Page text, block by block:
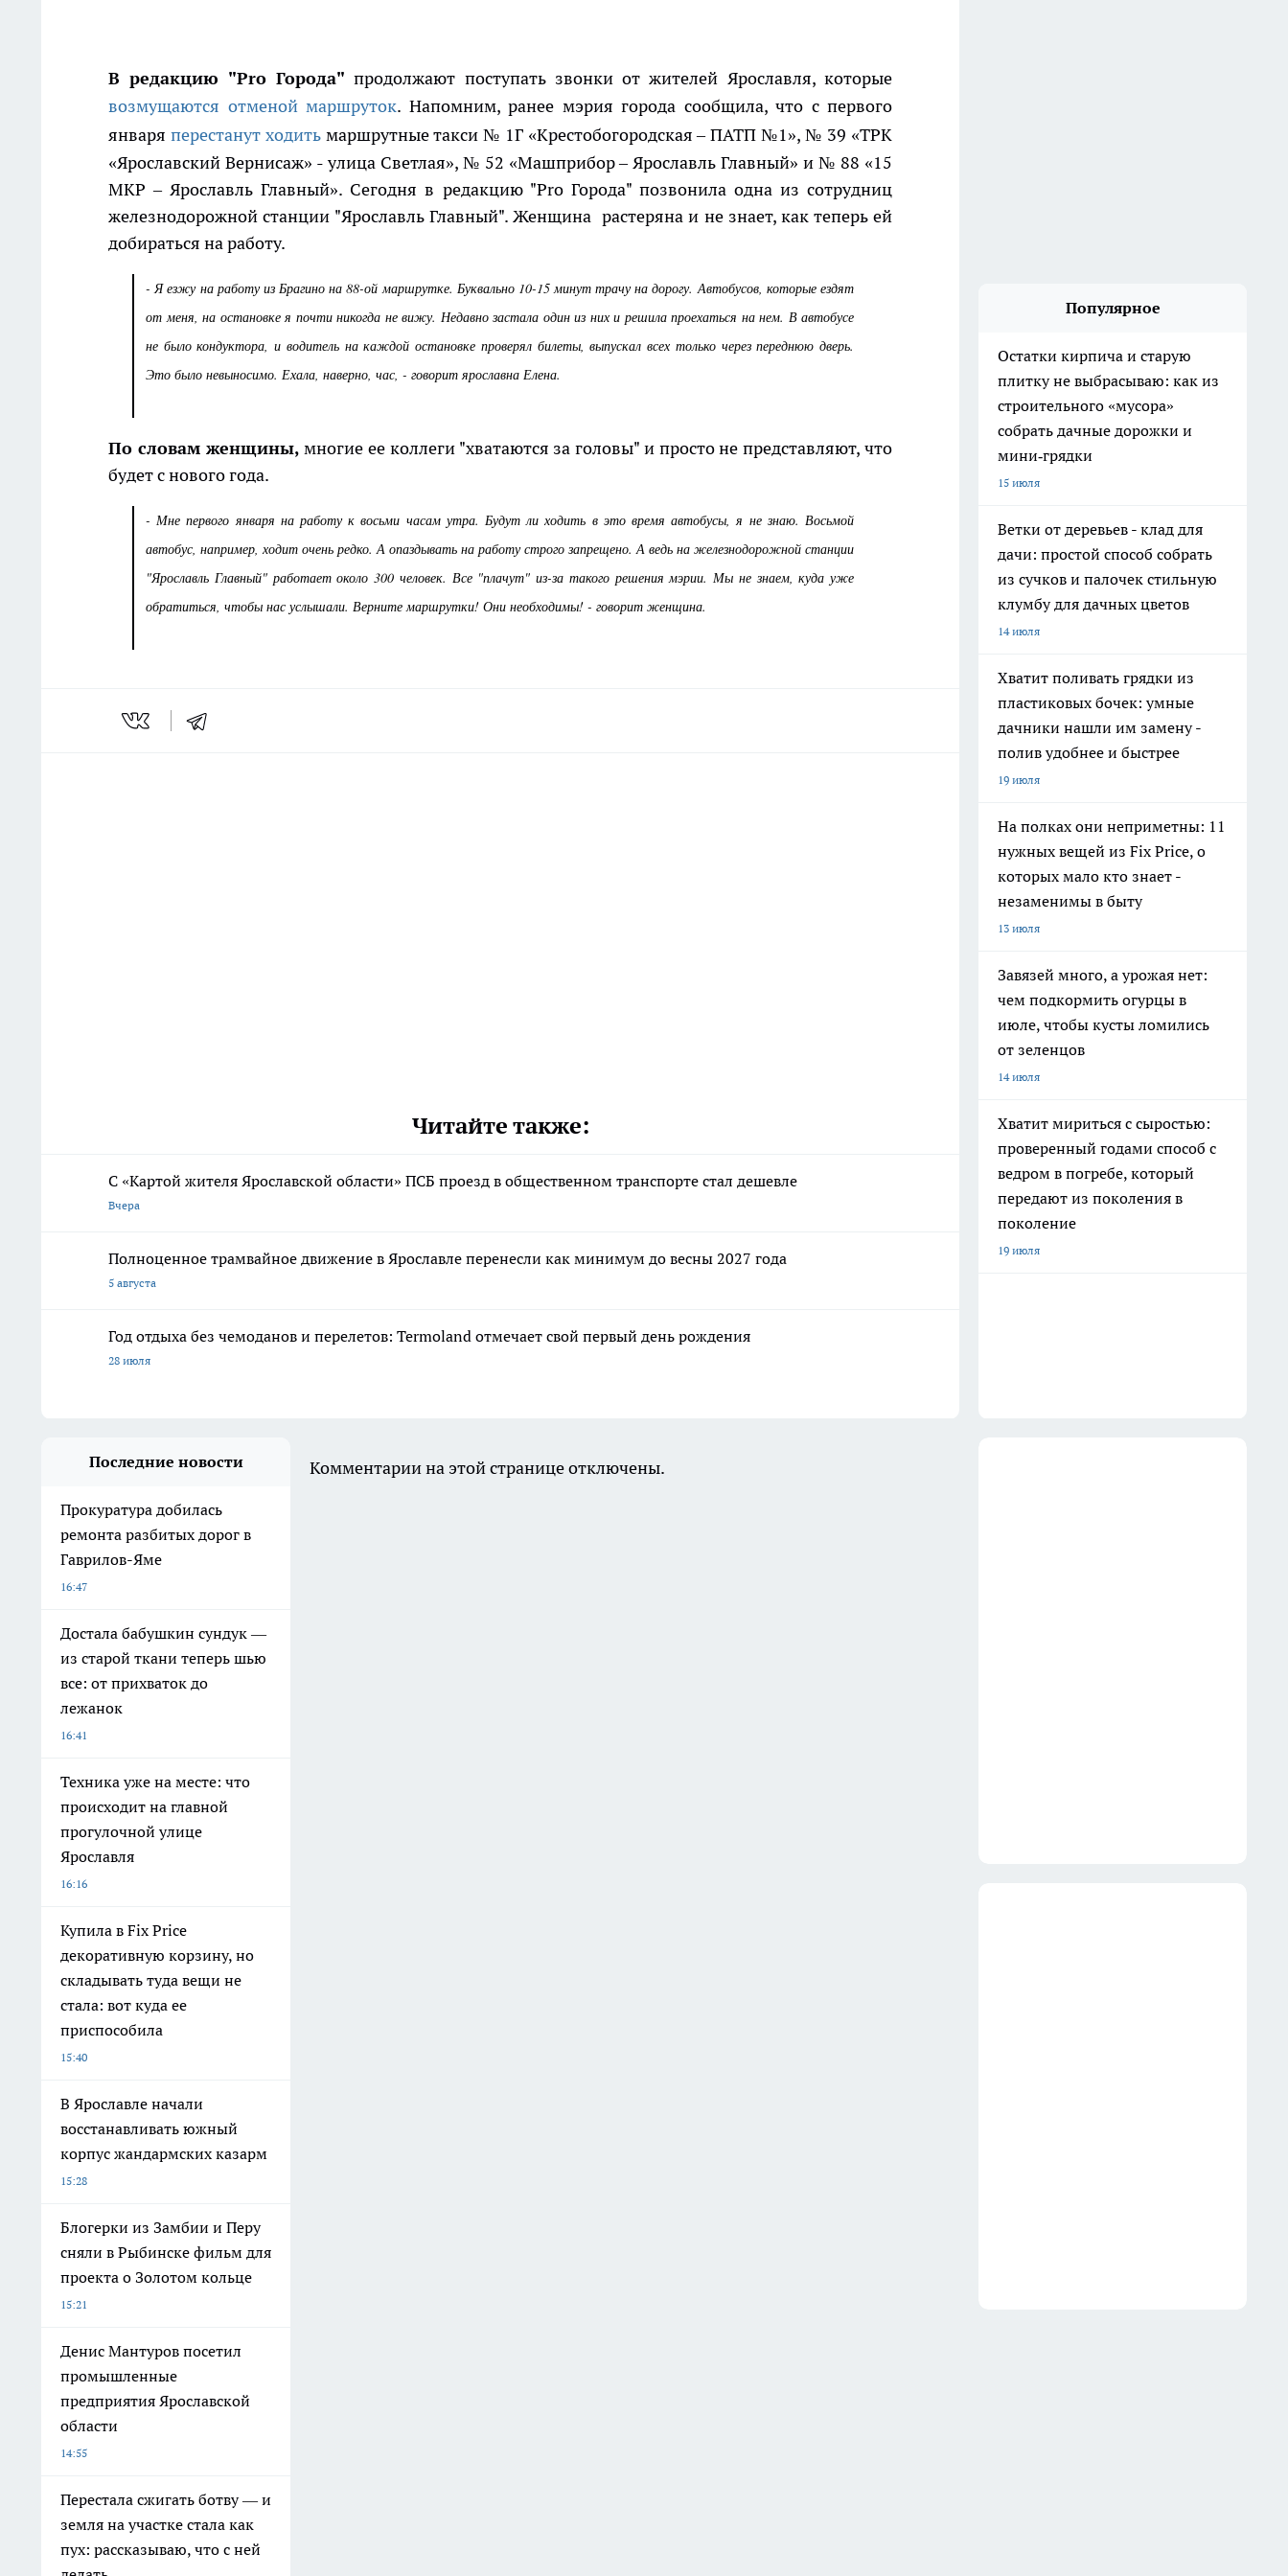
В редакцию "Pro Города" продолжают поступать звонки от жителей Ярославля, которые
возмущаются отменой маршруток. Напомним, ранее мэрия города сообщила, что с первого
января перестанут ходитьмаршрутные такси № 1Г «Крестобогородская – ПАТП №1», № 39 «ТРК
«Ярославский Вернисаж» - улица Светлая», № 52 «Машприбор – Ярославль Главный» и № 88 «15
МКР – Ярославль Главный». Сегодня в редакцию "Pro Города" позвонила одна из сотрудниц
железнодорожной станции "Ярославль Главный". Женщина растеряна и не знает, как теперь ей
добираться на работу.
- Я езжу на работу из Брагино на 88-ой маршрутке. Буквально 10-15 минут трачу на дорогу. Автобусов, которые ездят
от меня, на остановке я почти никогда не вижу. Недавно застала один из них и решила проехаться на нем. В автобусе
не было кондуктора, и водитель на каждой остановке проверял билеты, выпускал всех только через переднюю дверь.
Это было невыносимо. Ехала, наверно, час, - говорит ярославна Елена.
По словам женщины, многие ее коллеги "хватаются за головы" и просто не представляют, что
будет с нового года.
- Мне первого января на работу к восьми часам утра. Будут ли ходить в это время автобусы, я не знаю. Восьмой
автобус, например, ходит очень редко. А опаздывать на работу строго запрещено. А ведь на железнодорожной станции
"Ярославль Главный" работает около 300 человек. Все "плачут" из-за такого решения мэрии. Мы не знаем, куда уже
обратиться, чтобы нас услышали. Верните маршрутки! Они необходимы! - говорит женщина.
Читайте также:
С «Картой жителя Ярославской области» ПСБ проезд в общественном транспорте стал дешевле
Вчера
Полноценное трамвайное движение в Ярославле перенесли как минимум до весны 2027 года
5 августа
Год отдыха без чемоданов и перелетов: Termoland отмечает свой первый день рождения
28 июля
Популярное
Остатки кирпича и старую
плитку не выбрасываю: как из
строительного «мусора»
собрать дачные дорожки и
мини‑грядки
15 июля
Ветки от деревьев - клад для
дачи: простой способ собрать
из сучков и палочек стильную
клумбу для дачных цветов
14 июля
Хватит поливать грядки из
пластиковых бочек: умные
дачники нашли им замену -
полив удобнее и быстрее
19 июля
На полках они неприметны: 11
нужных вещей из Fix Price, о
которых мало кто знает -
незаменимы в быту
13 июля
Завязей много, а урожая нет:
чем подкормить огурцы в
июле, чтобы кусты ломились
от зеленцов
14 июля
Хватит мириться с сыростью:
проверенный годами способ с
ведром в погребе, который
передают из поколения в
поколение
19 июля
Последние новости
Прокуратура добилась
ремонта разбитых дорог в
Гаврилов-Яме
16:47
Достала бабушкин сундук —
из старой ткани теперь шью
все: от прихваток до
лежанок
16:41
Техника уже на месте: что
происходит на главной
прогулочной улице
Ярославля
16:16
Купила в Fix Price
декоративную корзину, но
складывать туда вещи не
стала: вот куда ее
приспособила
15:40
В Ярославле начали
восстанавливать южный
корпус жандармских казарм
15:28
Блогерки из Замбии и Перу
сняли в Рыбинске фильм для
проекта о Золотом кольце
15:21
Денис Мантуров посетил
промышленные
предприятия Ярославской
области
14:55
Перестала сжигать ботву — и
земля на участке стала как
пух: рассказываю, что с ней
Комментарии на этой странице отключены.